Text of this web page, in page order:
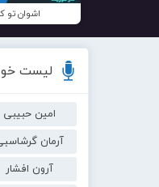
اشوان تو
لیست
امین حبیبی
آرمان
آرون افشار